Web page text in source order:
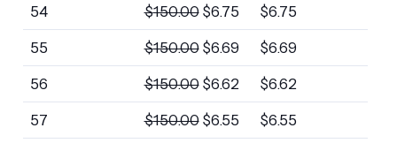
54 $150.00 $6.75 $6.75
55 $150.00 $6.69 $6.69
56 $150.00 $6.62 $6.62
57 $150.00 $6.55 $6.55